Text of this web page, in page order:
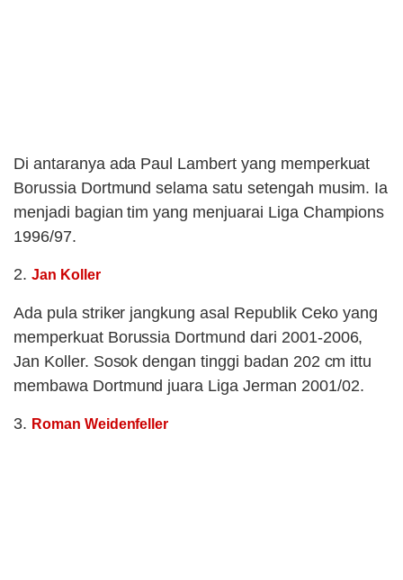
Di antaranya ada Paul Lambert yang memperkuat
Borussia Dortmund selama satu setengah musim. Ia
menjadi bagian tim yang menjuarai Liga Champions
1996/97.
2. Jan Koller
Ada pula striker jangkung asal Republik Ceko yang
memperkuat Borussia Dortmund dari 2001-2006,
Jan Koller. Sosok dengan tinggi badan 202 cm ittu
membawa Dortmund juara Liga Jerman 2001/02.
3. Roman Weidenfeller